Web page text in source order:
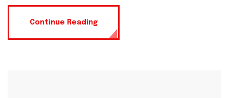
Continue Reading